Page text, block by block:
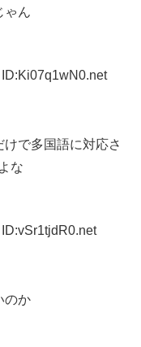
ゃん
ID:Ki07q1wN0.net
で多国語に対応さ
な
のか